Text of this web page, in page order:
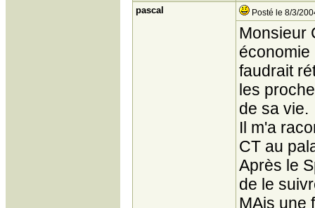
pascal Posté le 8/3/
Monsieur
économie
faudrait
les
de sa vie.
Il m'a
CT au
Après le
de le
MAis une